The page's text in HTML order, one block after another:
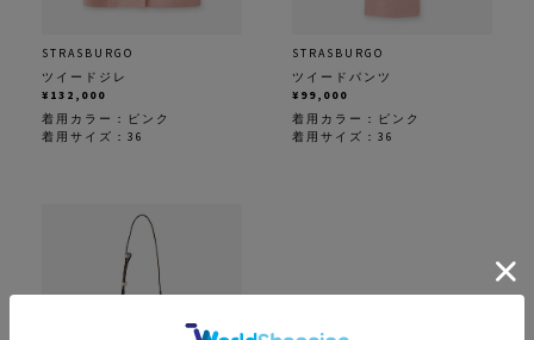
STRASBURGO
ツイードジレ
¥132,000
着用カラー：
ピンク
着用サイズ：36
STRASBURGO
ツイードパンツ
¥99,000
着用カラー：
ピンク
着用サイズ：36